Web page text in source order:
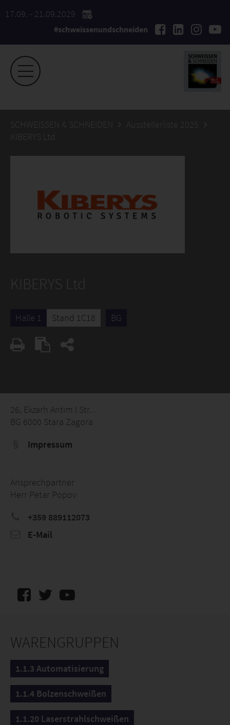
17.09. - 21.09.2029
#schweissenundschneiden
SCHWEISSEN & SCHNEIDEN
Ausstellerliste 2025
KIBERYS Ltd
KIBERYS Ltd
Halle 1 Stand 1C18 BG
26, Ekzarh Antim I Str. .
BG 6000 Stara Zagora
Impressum
Ansprechpartner
Herr Petar Popov
+359 889112073
E-Mail
WARENGRUPPEN
1.1.3 Automatisierung
1.1.4 Bolzenschweißen
1.1.20 Laserstrahlschweißen